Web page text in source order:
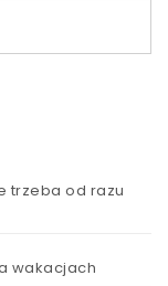
trzeba od razu
wakacjach